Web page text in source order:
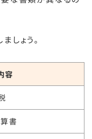
しょう。
容
書